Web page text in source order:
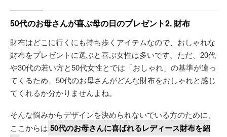
50代のお母さんが喜ぶ母の日のプレゼント2. 財布
財布はどこに行くにも持ち歩くアイテムなので、おしゃれな
財布をプレゼントに選ぶと喜ぶ女性は多いです。ただ、20代
や30代の若い方と50代女性とでは「おしゃれ」の基準が違っ
てくるため、50代のお母さんがどんな財布をおしゃれと感じ
てくれるか分かりませんよね。
そんな悩みからデザインを決められないでいる方のために、
ここからは 50代のお母さんに喜ばれるレディース財布を紹